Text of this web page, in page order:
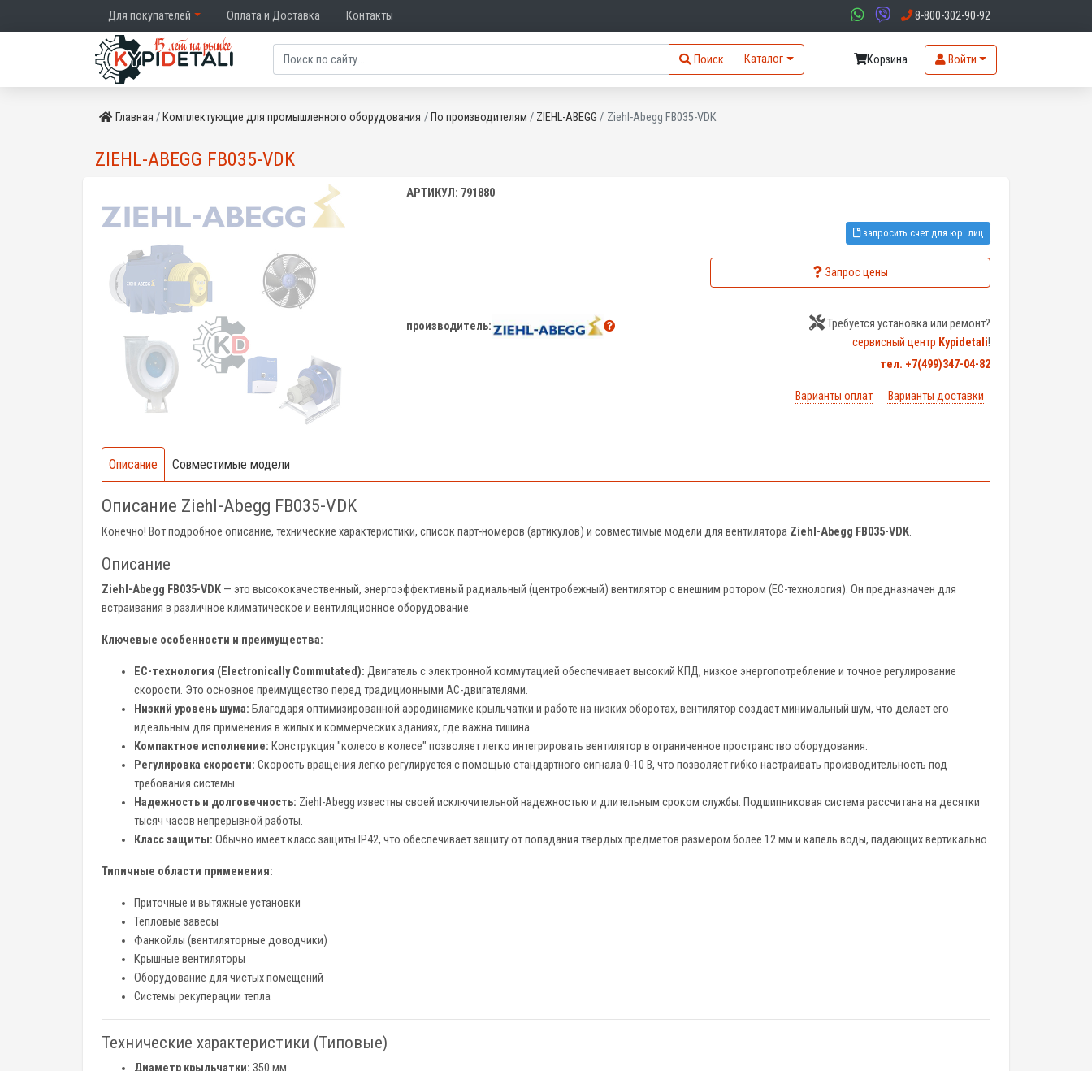
Для покупателей Оплата и Доставка Контакты 8-800-302-90-92
Поиск Каталог Корзина Войти
Главная Комплектующие для промышленного оборудования По производителям ZIEHL-ABEGG Ziehl-Abegg FB035-VDK
ZIEHL-ABEGG FB035-VDK
АРТИКУЛ: 791880
запросить счет для юр. лиц
Запрос цены
производитель:
Требуется установка или ремонт?
сервисный центр Kypidetali!
тел. +7(499)347-04-82
Варианты оплат Варианты доставки
Описание Совместимые модели
Описание Ziehl-Abegg FB035-VDK
Конечно! Вот подробное описание, технические характеристики, список парт-номеров (артикулов) и совместимые модели для вентилятора Ziehl-Abegg FB035-VDK.
Описание
Ziehl-Abegg FB035-VDK — это высококачественный, энергоэффективный радиальный (центробежный) вентилятор с внешним ротором (EC-технология). Он предназначен для
встраивания в различное климатическое и вентиляционное оборудование.
Ключевые особенности и преимущества:
EC-технология (Electronically Commutated): Двигатель с электронной коммутацией обеспечивает высокий КПД, низкое энергопотребление и точное регулирование
скорости. Это основное преимущество перед традиционными AC-двигателями.
Низкий уровень шума: Благодаря оптимизированной аэродинамике крыльчатки и работе на низких оборотах, вентилятор создает минимальный шум, что делает его
идеальным для применения в жилых и коммерческих зданиях, где важна тишина.
Компактное исполнение: Конструкция "колесо в колесе" позволяет легко интегрировать вентилятор в ограниченное пространство оборудования.
Регулировка скорости: Скорость вращения легко регулируется с помощью стандартного сигнала 0-10 В, что позволяет гибко настраивать производительность под
требования системы.
Надежность и долговечность: Ziehl-Abegg известны своей исключительной надежностью и длительным сроком службы. Подшипниковая система рассчитана на десятки
тысяч часов непрерывной работы.
Класс защиты: Обычно имеет класс защиты IP42, что обеспечивает защиту от попадания твердых предметов размером более 12 мм и капель воды, падающих вертикально.
Типичные области применения:
Приточные и вытяжные установки
Тепловые завесы
Фанкойлы (вентиляторные доводчики)
Крышные вентиляторы
Оборудование для чистых помещений
Системы рекуперации тепла
Технические характеристики (Типовые)
Диаметр крыльчатки: 350 мм